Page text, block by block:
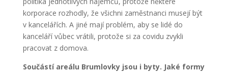
korporace rozhodly, že všichni zaměstnanci musejí být
v kancelářích. A jiné mají problém, aby se lidé do
kanceláří vůbec vrátili, protože si za covidu zvykli
pracovat z domova.
Součástí areálu Brumlovky jsou i byty. Jaké formy